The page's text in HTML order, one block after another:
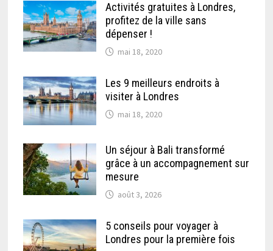
Activités gratuites à Londres,
profitez de la ville sans
dépenser !
mai 18, 2020
Les 9 meilleurs endroits à
visiter à Londres
mai 18, 2020
Un séjour à Bali transformé
grâce à un accompagnement sur
mesure
août 3, 2026
5 conseils pour voyager à
Londres pour la première fois